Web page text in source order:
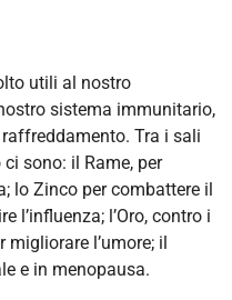
utili al nostro
sistema immunitario,
Tra i sali
sono: il Rame, per
lo Zinco per combattere il
l’influenza; l’Oro, contro i
l’umore; il
e in menopausa.